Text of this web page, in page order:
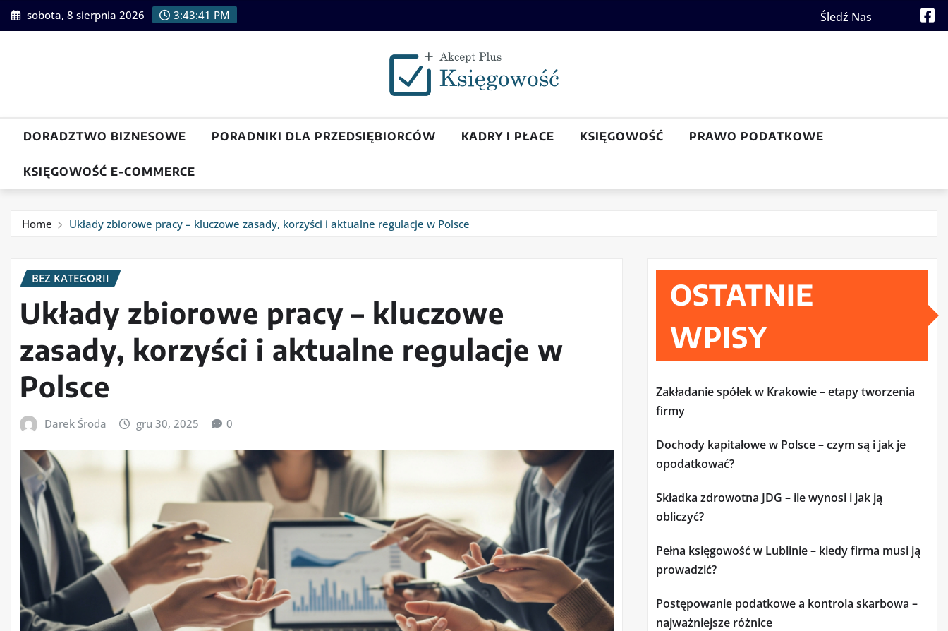
Skip
to
sobota, 8 sierpnia 2026 3:43:43 PM Śledź Nas
DORADZTWO BIZNESOWE PORADNIKI DLA PRZEDSIĘBIORCÓW KADRY I PŁACE KSIĘGOWOŚĆ PRAWO PODATKOWE
KSIĘGOWOŚĆ E-COMMERCE
Home Układy zbiorowe pracy – kluczowe zasady, korzyści i aktualne regulacje w Polsce
BEZ KATEGORII
Układy zbiorowe pracy – kluczowe
zasady, korzyści i aktualne regulacje w
Polsce
Darek Środa gru 30, 2025 0
OSTATNIE
WPISY
Zakładanie spółek w Krakowie – etapy tworzenia
firmy
Dochody kapitałowe w Polsce – czym są i jak je
opodatkować?
Składka zdrowotna JDG – ile wynosi i jak ją
obliczyć?
Pełna księgowość w Lublinie – kiedy firma musi ją
prowadzić?
Postępowanie podatkowe a kontrola skarbowa –
najważniejsze różnice